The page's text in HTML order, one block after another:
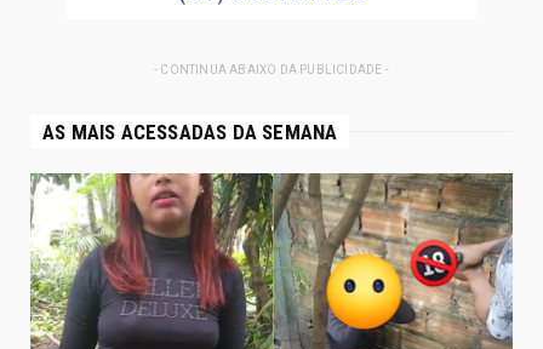
- CONTINUA ABAIXO DA PUBLICIDADE -
AS MAIS ACESSADAS DA SEMANA